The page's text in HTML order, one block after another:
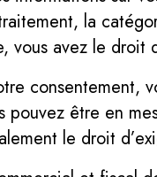
la
vous avez le droit
consentement,
pouvez être en
le droit